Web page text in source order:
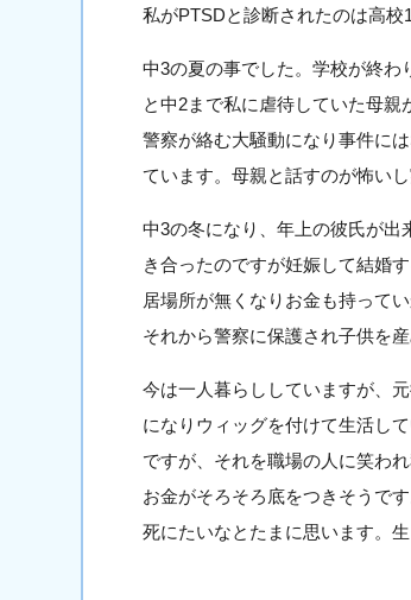
私がPTSDと診断されたのは高校
中3の夏の事でした。学校が終わ
と中2まで私に虐待していた母親
警察が絡む大騒動になり事件に
ています。母親と話すのが怖い
中3の冬になり、年上の彼氏が出
き合ったのですが妊娠して結婚
居場所が無くなりお金も持って
それから警察に保護され子供を
今は一人暮らししていますが、
になりウィッグを付けて生活して
ですが、それを職場の人に笑わ
お金がそろそろ底をつきそうで
死にたいなとたまに思います。